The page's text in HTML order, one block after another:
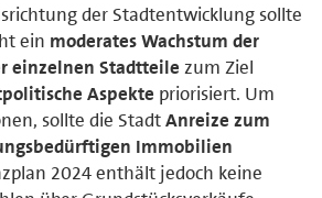
der Stadtentwicklung sollte
ein moderates Wachstum der
einzelnen Stadtteile zum Ziel
Aspekte priorisiert. Um
sollte die StadtAnreize zum
Immobilien
2024 enthält jedoch keine